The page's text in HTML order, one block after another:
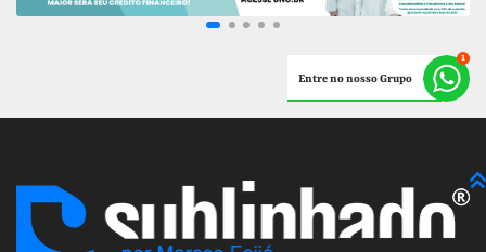
Entre no nosso Grupo